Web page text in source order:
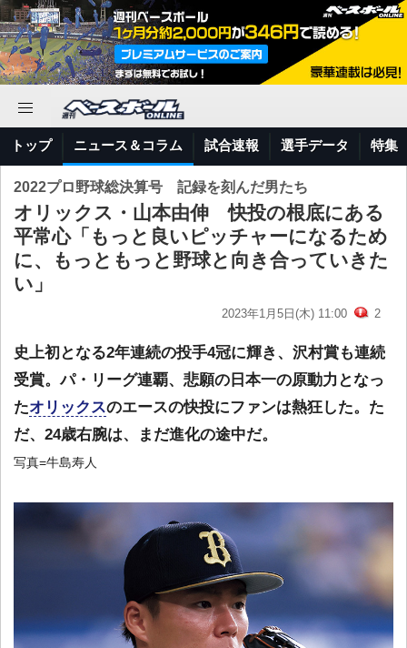
トップ ニュース＆コラム 試合速報 選手データ 特集
2022プロ野球総決算号 記録を刻んだ男たち
オリックス・山本由伸 快投の根底にある
平常心「もっと良いピッチャーになるため
に、もっともっと野球と向き合っていきた
い」
2023年1月5日(木) 11:00 2
史上初となる2年連続の投手4冠に輝き、沢村賞も連続
受賞。パ・リーグ連覇、悲願の日本一の原動力となっ
たオリックスのエースの快投にファンは熱狂した。た
だ、24歳右腕は、まだ進化の途中だ。
写真=牛島寿人